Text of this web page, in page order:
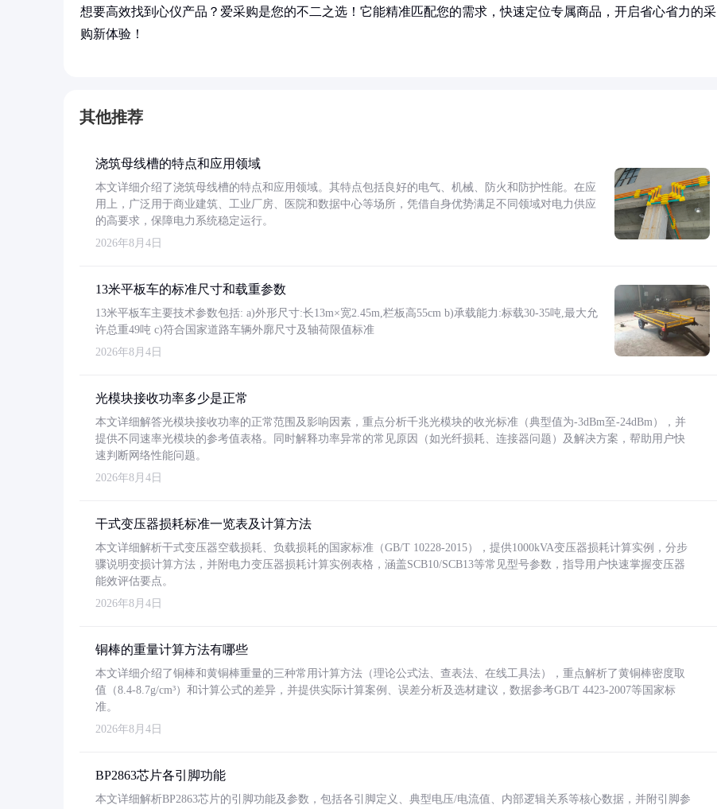
想要高效找到心仪产品？爱采购是您的不二之选！它能精准匹配您的需求，快速定位专属商品，开启省心省力的采
购新体验！
其他推荐
浇筑母线槽的特点和应用领域
本文详细介绍了浇筑母线槽的特点和应用领域。其特点包括良好的电气、机械、防火和防护性能。在应
用上，广泛用于商业建筑、工业厂房、医院和数据中心等场所，凭借自身优势满足不同领域对电力供应
的高要求，保障电力系统稳定运行。
2026年8月4日
13米平板车的标准尺寸和载重参数
13米平板车主要技术参数包括: a)外形尺寸:长13m×宽2.45m,栏板高55cm b)承载能力:标载30-35吨,最大允
许总重49吨 c)符合国家道路车辆外廓尺寸及轴荷限值标准
2026年8月4日
光模块接收功率多少是正常
本文详细解答光模块接收功率的正常范围及影响因素，重点分析千兆光模块的收光标准（典型值为-3dBm至-24dBm），并
提供不同速率光模块的参考值表格。同时解释功率异常的常见原因（如光纤损耗、连接器问题）及解决方案，帮助用户快
速判断网络性能问题。
2026年8月4日
干式变压器损耗标准一览表及计算方法
本文详细解析干式变压器空载损耗、负载损耗的国家标准（GB/T 10228-2015），提供1000kVA变压器损耗计算实例，分步
骤说明变损计算方法，并附电力变压器损耗计算实例表格，涵盖SCB10/SCB13等常见型号参数，指导用户快速掌握变压器
能效评估要点。
2026年8月4日
铜棒的重量计算方法有哪些
本文详细介绍了铜棒和黄铜棒重量的三种常用计算方法（理论公式法、查表法、在线工具法），重点解析了黄铜棒密度取
值（8.4-8.7g/cm³）和计算公式的差异，并提供实际计算案例、误差分析及选材建议，数据参考GB/T 4423-2007等国家标
准。
2026年8月4日
BP2863芯片各引脚功能
本文详细解析BP2863芯片的引脚功能及参数，包括各引脚定义、典型电压/电流值、内部逻辑关系等核心数据，并附引脚参